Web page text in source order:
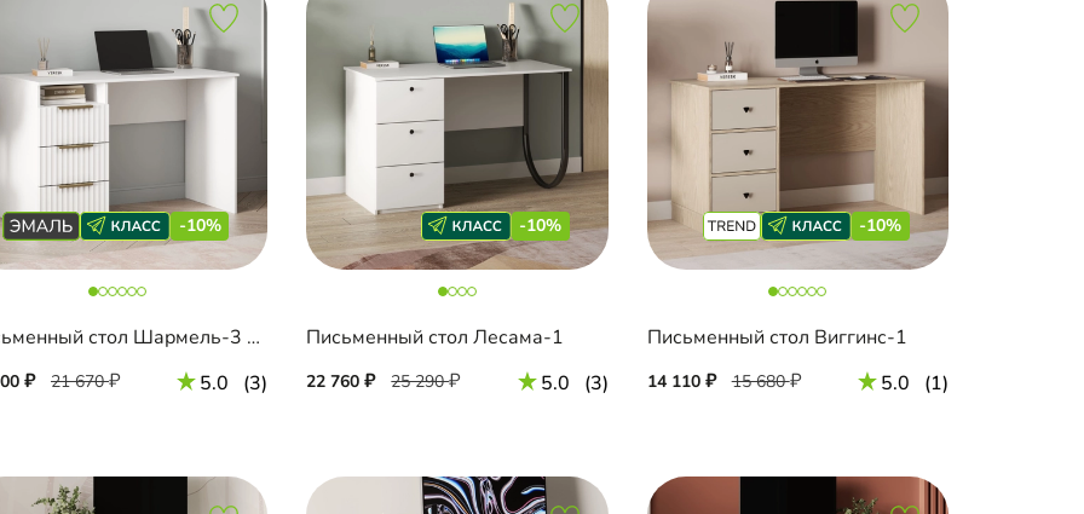
-10%
Письменный стол Шармель-3 Лайф Эмаль
21 670 5.0 (3)
-10%
Письменный стол Лесама-1
22 760 25 290 5.0 (3)
-10%
Письменный стол Виггинс-1
14 110 15 680 5.0 (1)